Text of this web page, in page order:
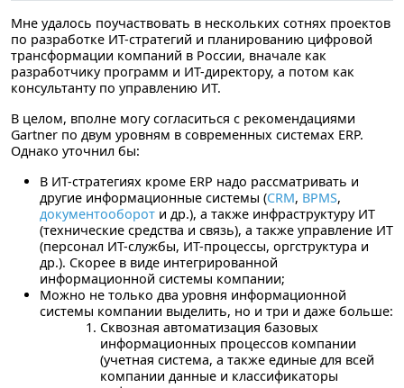
Мне удалось поучаствовать в нескольких сотнях проектов
по разработке ИТ-стратегий и планированию цифровой
трансформации компаний в России, вначале как
разработчику программ и ИТ-директору, а потом как
консультанту по управлению ИТ.
В целом, вполне могу согласиться с рекомендациями
Gartner по двум уровням в современных системах ERP.
Однако уточнил бы:
В ИТ-стратегиях кроме ERP надо рассматривать и
другие информационные системы (CRM, BPMS,
документооборот и др.), а также инфраструктуру ИТ
(технические средства и связь), а также управление ИТ
(персонал ИТ-службы, ИТ-процессы, оргструктура и
др.). Скорее в виде интегрированной
информационной системы компании;
Можно не только два уровня информационной
системы компании выделить, но и три и даже больше:
Сквозная автоматизация базовых
информационных процессов компании
(учетная система, а также единые для всей
компании данные и классификаторы